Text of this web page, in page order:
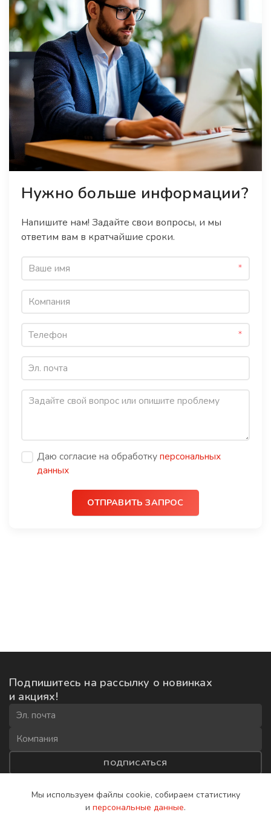
Нужно больше информации?
Напишите нам! Задайте свои вопросы, и мы
ответим вам в кратчайшие сроки.
Даю согласие на обработкуперсональных
данных
ОТПРАВИТЬ ЗАПРОС
Подпишитесь на рассылку о новинках
и акциях!
ПОДПИСАТЬСЯ
рассылки
Мы используем файлы cookie, собираем статистику
и персональные данные.